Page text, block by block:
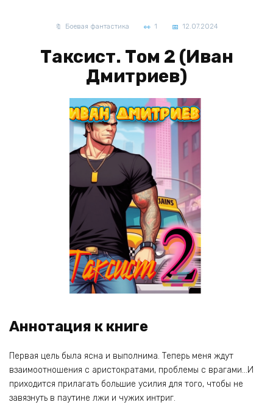
Боевая фантастика 1 12.07.2024
Таксист. Том 2 (Иван
Дмитриев)
Аннотация к книге
Первая цель была ясна и выполнима. Теперь меня ждут
взаимоотношения с аристократами, проблемы с врагами…И
приходится прилагать большие усилия для того, чтобы не
завязнуть в паутине лжи и чужих интриг.